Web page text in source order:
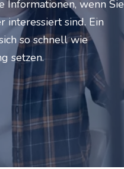
Informationen, wenn Sie
interessiert sind. Ein
so schnell wie
setzen.